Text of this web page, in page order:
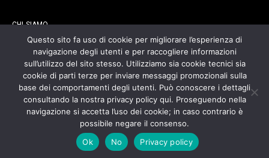
CHI SIAMO
CONTATTI
COOKIES POLICY
PRIVACY POLICY
Questo sito fa uso di cookie per migliorare l’esperienza di
navigazione degli utenti e per raccogliere informazioni
sull’utilizzo del sito stesso. Utilizziamo sia cookie tecnici sia
cookie di parti terze per inviare messaggi promozionali sulla
base dei comportamenti degli utenti. Può conoscere i dettagli
consultando la nostra privacy policy qui. Proseguendo nella
navigazione si accetta l’uso dei cookie; in caso contrario è
possibile negare il consenso.
Ok
No Privacy policy